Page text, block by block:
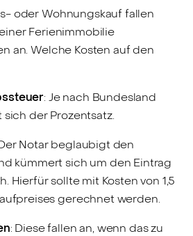
oder Wohnungskauf fallen
Ferienimmobilie
an. Welche Kosten auf den
: Je nach Bundesland
der Prozentsatz.
Notar beglaubigt den
kümmert sich um den Eintrag
Hierfür sollte mit Kosten von 1,5
gerechnet werden.
: Diese fallen an, wenn das zu